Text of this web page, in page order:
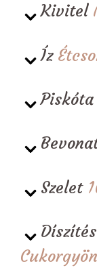
Kivitel
Íz
Piskóta
Szelet
Díszítés